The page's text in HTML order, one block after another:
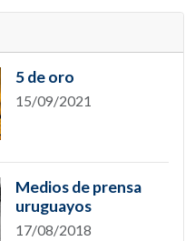
5 de oro
15/09/2021
Medios de prensa
uruguayos
17/08/2018